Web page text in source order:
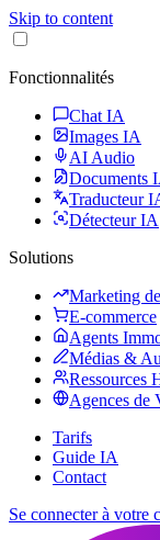
Skip to content
Fonctionnalités
Chat IA
Images IA
AI Audio
Documents
Traducteur
Détecteur IA
Solutions
Marketing
E-commerce
Agents
Médias &
Ressources
Agences de
Tarifs
Guide IA
Contact
Se connecter à votre